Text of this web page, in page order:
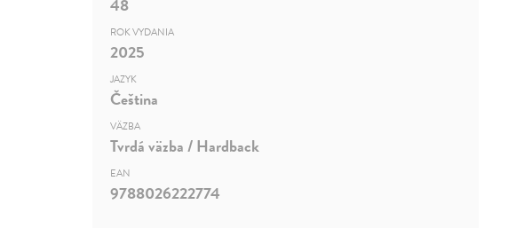
48
ROK VYDANIA
2025
JAZYK
Čeština
VÄZBA
Tvrdá väzba / Hardback
EAN
9788026222774